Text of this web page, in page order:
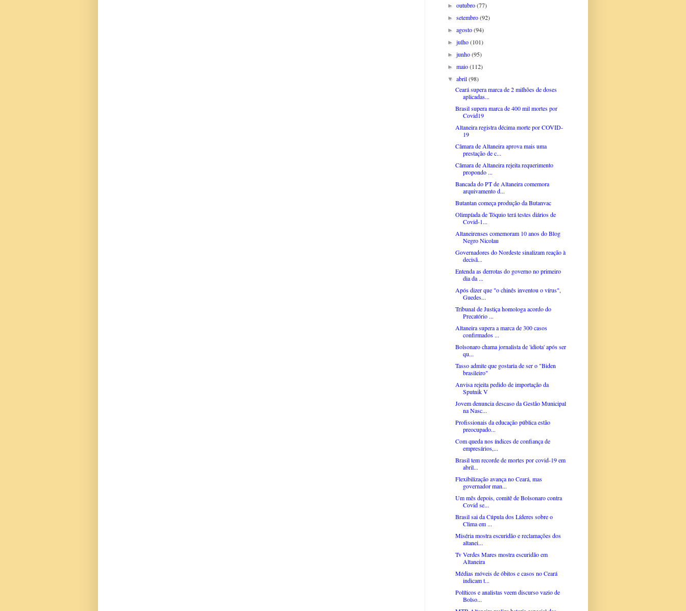
►outubro(77)
►setembro(92)
►agosto(94)
►julho(101)
►junho(95)
►maio(112)
▼abril(98)
Ceará supera marca de 2 milhões de doses
aplicadas...
Brasil supera marca de 400 mil mortes por
Covid19
Altaneira registra décima morte por COVID-
19
Câmara de Altaneira aprova mais uma
prestação de c...
Câmara de Altaneira rejeita requerimento
propondo ...
Bancada do PT de Altaneira comemora
arquivamento d...
Butantan começa produção da Butanvac
Olimpíada de Tóquio terá testes diários de
Covid-1...
Altaneirenses comemoram 10 anos do Blog
Negro Nicolau
Governadores do Nordeste sinalizam reação à
decisã...
Entenda as derrotas do governo no primeiro
dia da ...
Após dizer que "o chinês inventou o vírus",
Guedes...
Tribunal de Justiça homologa acordo do
Precatório ...
Altaneira supera a marca de 300 casos
confirmados ...
Bolsonaro chama jornalista de 'idiota' após ser
qu...
Tasso admite que gostaria de ser o "Biden
brasileiro"
Anvisa rejeita pedido de importação da
Sputnik V
Jovem denuncia descaso da Gestão Municipal
na Nasc...
Profissionais da educação pública estão
preocupado...
Com queda nos índices de confiança de
empresários,...
Brasil tem recorde de mortes por covid-19 em
abril...
Flexibilização avança no Ceará, mas
governador man...
Um mês depois, comitê de Bolsonaro contra
Covid se...
Brasil sai da Cúpula dos Líderes sobre o
Clima em ...
Miséria mostra escuridão e reclamações dos
altanei...
Tv Verdes Mares mostra escuridão em
Altaneira
Médias móveis de óbitos e casos no Ceará
indicam t...
Políticos e analistas veem discurso vazio de
Bolso...